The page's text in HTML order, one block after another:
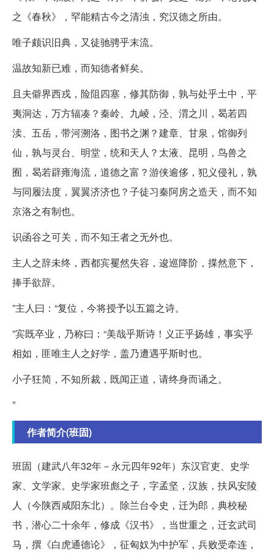
之《春秋》，罕能精古今之清浊，究汉德之所由。
唯子颇识旧典，又徒驰骋乎末流。
温故知新已难，而知德者鲜矣。
且夫僻界西戎，险阻四塞，修其防御，孰与处乎土中，平
夷洞达，万方辐凑？秦岭、九崚，泾、渭之川，曷若四
渎、五岳，带河溯洛，图书之渊？建章、甘泉，馆御列
仙，孰与灵台、明堂，统和天人？太液、昆明，鸟兽之
囿，曷若辟雍海流，道德之富？游侠逾侈，犯义侵礼，孰
与同履法度，翼翼济济也？子徒习秦阿房之造天，而不知
京洛之有制也。
识函谷之可关，而不知王者之无外也。
主人之辞未终，西都宾矍然失容，逡巡降阶，揲然意下，
捧手欲辞。
”主人曰：“复位，今将授予以五篇之诗。
”宾既卒业，乃称曰：“美哉乎斯诗！义正乎扬雄，事实乎
相如，匪唯主人之好学，盖乃遭遇乎斯时也。
小子狂简，不知所裁，既闻正道，请终身而诵之。
”
作者简介(班固)
班固（建武八年32年－永元四年92年）东汉官吏、史学
家、文学家。史学家班彪之子，字孟坚，汉族，扶风安陵
人（今陕西咸阳东北）。除兰台令史，迁为郎，典校秘
书，潜心二十余年，修成《汉书》，当世重之，迁玄武司
马，撰《白虎通德论》，征匈奴为中护军，兵败受牵连，